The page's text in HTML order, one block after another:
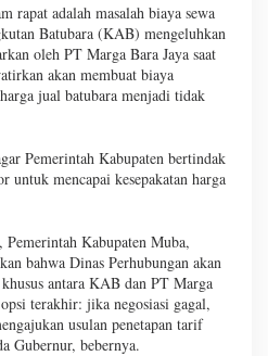
rapat adalah masalah biaya sewa
Batubara (KAB) mengeluhkan
oleh PT Marga Bara Jaya saat
akan membuat biaya
jual batubara menjadi tidak
Pemerintah Kabupaten bertindak
untuk mencapai kesepakatan harga
Kabupaten Muba,
bahwa Dinas Perhubungan akan
antara KAB dan PT Marga
terakhir: jika negosiasi gagal,
usulan penetapan tarif
Gubernur, bebernya.